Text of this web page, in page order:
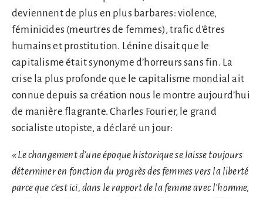
deviennent de plus en plus barbares: violence,
féminicides (meurtres de femmes), trafic d’êtres
humains et prostitution. Lénine disait que le
capitalisme était synonyme d’horreurs sans fin. La
crise la plus profonde que le capitalisme mondial ait
connue depuis sa création nous le montre aujourd’hui
de manière flagrante. Charles Fourier, le grand
socialiste utopiste, a déclaré un jour:
« Le changement d’une époque historique se laisse toujours
déterminer en fonction du progrès des femmes vers la liberté
parce que c’est ici, dans le rapport de la femme avec l’homme,